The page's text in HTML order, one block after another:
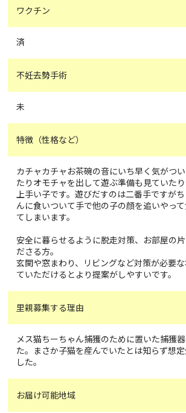
ワクチン
済
不妊去勢手術
未
特徴（性格など）
カチャカチャお茶碗の音にいち早く気がつ
たりオモチャを出して遊ぶ準備も見ていた
上手い子です。遊びだすのは二番手ですが
んに食いついて手で他の子の顔を追いやっ
てしまいます。
安全に暮らせるように脱走対策、お部屋の
ださる方。
玄関や窓まわり、リビングなど対策が必要
ていただけるとより提案がしやすいです。
里親募集する理由
メス猫ちーちゃん捕獲のために置いた捕獲
た。まさか子猫を産んでいたとは知らず想
した。
お届け可能地域